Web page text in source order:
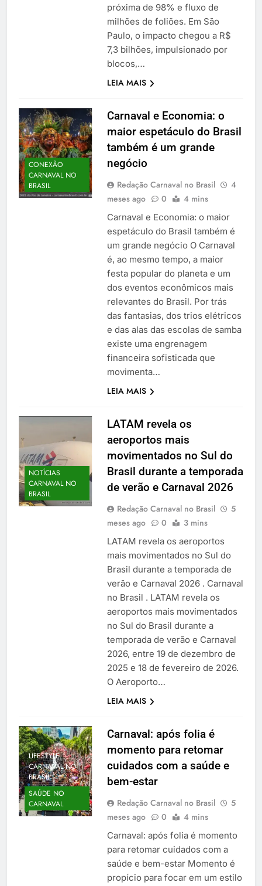
próxima de 98% e fluxo de
milhões de foliões. Em São
Paulo, o impacto chegou a R$
7,3 bilhões, impulsionado por
blocos,…
LEIA MAIS
CONEXÃO
CARNAVAL NO
BRASIL
Carnaval e Economia: o
maior espetáculo do Brasil
também é um grande
negócio
Redação Carnaval no Brasil
4
meses ago
0 4 mins
Carnaval e Economia: o maior
espetáculo do Brasil também é
um grande negócio O Carnaval
é, ao mesmo tempo, a maior
festa popular do planeta e um
dos eventos econômicos mais
relevantes do Brasil. Por trás
das fantasias, dos trios elétricos
e das alas das escolas de samba
existe uma engrenagem
financeira sofisticada que
movimenta…
LEIA MAIS
NOTÍCIAS
CARNAVAL NO
BRASIL
LATAM revela os
aeroportos mais
movimentados no Sul do
Brasil durante a temporada
de verão e Carnaval 2026
Redação Carnaval no Brasil
5
meses ago
0 3 mins
LATAM revela os aeroportos
mais movimentados no Sul do
Brasil durante a temporada de
verão e Carnaval 2026 . Carnaval
no Brasil . LATAM revela os
aeroportos mais movimentados
no Sul do Brasil durante a
temporada de verão e Carnaval
2026, entre 19 de dezembro de
2025 e 18 de fevereiro de 2026.
O Aeroporto…
LEIA MAIS
LIFESTYLE
CARNAVAL NO
BRASIL
SAÚDE NO
CARNAVAL
Carnaval: após folia é
momento para retomar
cuidados com a saúde e
bem-estar
Redação Carnaval no Brasil
5
meses ago
0 4 mins
Carnaval: após folia é momento
para retomar cuidados com a
saúde e bem-estar Momento é
propício para focar em um estilo